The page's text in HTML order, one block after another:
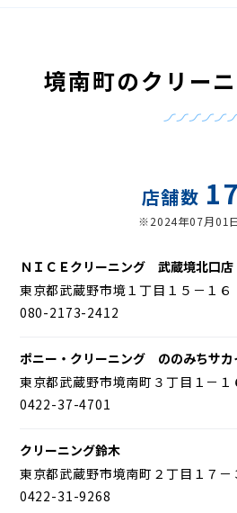
境南町のクリー
店舗数 17
※2024年07月01
ＮＩＣＥクリーニング 武蔵境北口店
東京都武蔵野市境１丁目１５－１６
080-2173-2412
ポニー・クリーニング ののみちサカ
東京都武蔵野市境南町３丁目１－１
0422-37-4701
クリーニング鈴木
東京都武蔵野市境南町２丁目１７－
0422-31-9268